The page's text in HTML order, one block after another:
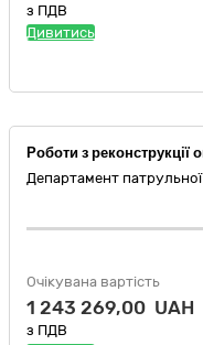
з ПДВ
Дивитись
Департамент патрульної
Очікувана вартість
1 243 269,00 UAH
з ПДВ